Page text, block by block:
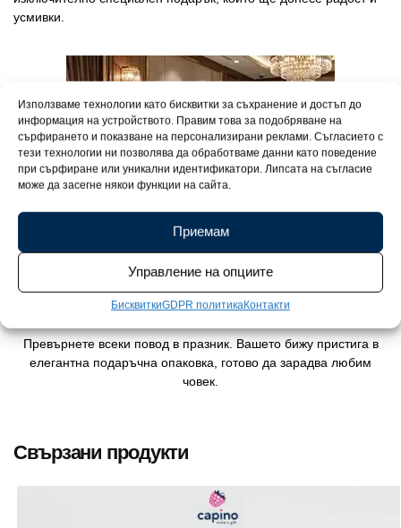
Използваме технологии като бисквитки за съхранение и достъп до
информация на устройството. Правим това за подобряване на
сърфирането и показване на персонализирани реклами. Съгласието с
тези технологии ни позволява да обработваме данни като поведение
при сърфиране или уникални идентификатори. Липсата на съгласие
може да засегне някои функции на сайта.
Приемам
Управление на опциите
БисквиткиGDPR политикаКонтакти
усмивки.
Превърнете всеки повод в празник. Вашето бижу пристига в
елегантна подаръчна опаковка, готово да зарадва любим
човек.
Свързани продукти